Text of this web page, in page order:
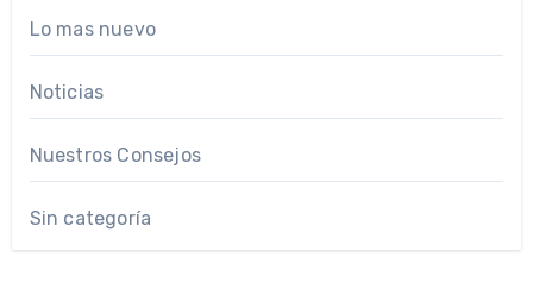
Lo mas nuevo
Noticias
Nuestros Consejos
Sin categoría